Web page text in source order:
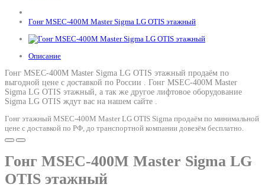
Гонг MSEC-400M Master Sigma LG OTIS этажный
Описание
Гонг MSEC-400M Master Sigma LG OTIS этажный продаём по
выгодной цене с доставкой по России . Гонг MSEC-400M Master
Sigma LG OTIS этажный, а так же другое лифтовое оборудование
Sigma LG OTIS ждут вас на нашем сайте .
Гонг этажный MSEC-400M Master LG OTIS Sigma продаём по минимальной
цене с доставкой по РФ, до транспортной компании довезём бесплатно.
Гонг MSEC-400M Master Sigma LG
OTIS этажный